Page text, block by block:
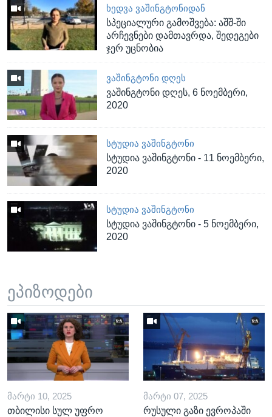
ᲮᲔᲓᲕᲐ ᲕᲐᲨᲘᲜᲒᲢᲝᲜᲘᲓᲐᲜ
სპეციალური გამოშვება: აშშ-ში
არჩევნები დამთავრდა, შედეგები
ჯერ უცნობია
ᲕᲐᲨᲘᲜᲒᲢᲝᲜᲘ ᲓᲦᲔᲡ
ვაშინგტონი დღეს, 6 ნოემბერი,
2020
ᲡᲢᲣᲓᲘᲐ ᲕᲐᲨᲘᲜᲒᲢᲝᲜᲘ
სტუდია ვაშინგტონი - 11 ნოემბერი,
2020
ᲡᲢᲣᲓᲘᲐ ᲕᲐᲨᲘᲜᲒᲢᲝᲜᲘ
სტუდია ვაშინგტონი - 5 ნოემბერი,
2020
ეპიზოდები
ᲛᲐᲠᲢᲘ 10, 2025
თბილისი სულ უფრო
ᲛᲐᲠᲢᲘ 07, 2025
რუსული გაზი ევროპაში